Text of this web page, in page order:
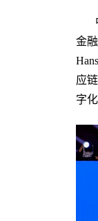
金
应
字